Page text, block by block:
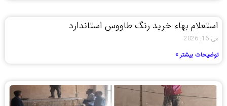
استعلام بهاء خرید رنگ طاووس استاندارد
می 16, 2026
توضیحات بیشتر »